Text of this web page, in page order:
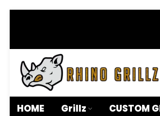
HOME Grillz CUSTOM